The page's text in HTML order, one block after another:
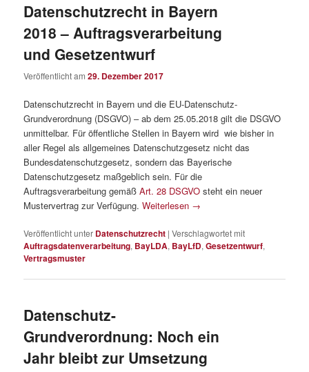
Datenschutzrecht in Bayern
2018 – Auftragsverarbeitung
und Gesetzentwurf
Veröffentlicht am29. Dezember 2017
Datenschutzrecht in Bayern und die EU-Datenschutz-
Grundverordnung (DSGVO) – ab dem 25.05.2018 gilt die DSGVO
unmittelbar. Für öffentliche Stellen in Bayern wird wie bisher in
aller Regel als allgemeines Datenschutzgesetz nicht das
Bundesdatenschutzgesetz, sondern das Bayerische
Datenschutzgesetz maßgeblich sein. Für die
Auftragsverarbeitung gemäßArt. 28 DSGVO steht ein neuer
Mustervertrag zur Verfügung.Weiterlesen →
Veröffentlicht unter Datenschutzrecht |Verschlagwortet mit
Auftragsdatenverarbeitung, BayLDA, BayLfD,Gesetzentwurf,
Vertragsmuster
Datenschutz-
Grundverordnung: Noch ein
Jahr bleibt zur Umsetzung